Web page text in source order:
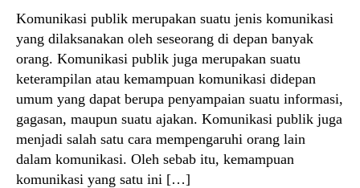
Komunikasi publik merupakan suatu jenis komunikasi
yang dilaksanakan oleh seseorang di depan banyak
orang. Komunikasi publik juga merupakan suatu
keterampilan atau kemampuan komunikasi didepan
umum yang dapat berupa penyampaian suatu informasi,
gagasan, maupun suatu ajakan. Komunikasi publik juga
menjadi salah satu cara mempengaruhi orang lain
dalam komunikasi. Oleh sebab itu, kemampuan
komunikasi yang satu ini […]